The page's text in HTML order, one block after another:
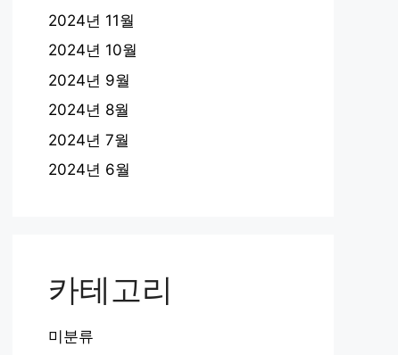
2024년 11월
2024년 10월
2024년 9월
2024년 8월
2024년 7월
2024년 6월
카테고리
미분류